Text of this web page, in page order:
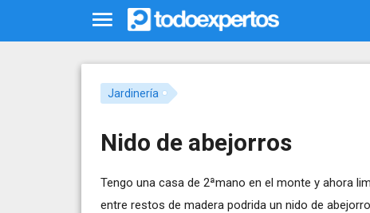
Jardinería
Nido de abejorros
Tengo una casa de 2ªmano en el monte y ahora
entre restos de madera podrida un nido de